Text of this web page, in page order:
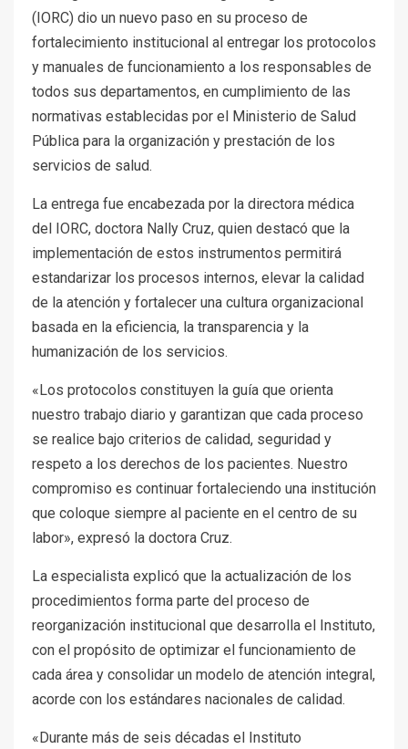
(IORC) dio un nuevo paso en su proceso de
fortalecimiento institucional al entregar los protocolos
y manuales de funcionamiento a los responsables de
todos sus departamentos, en cumplimiento de las
normativas establecidas por el Ministerio de Salud
Pública para la organización y prestación de los
servicios de salud.
La entrega fue encabezada por la directora médica
del IORC, doctora Nally Cruz, quien destacó que la
implementación de estos instrumentos permitirá
estandarizar los procesos internos, elevar la calidad
de la atención y fortalecer una cultura organizacional
basada en la eficiencia, la transparencia y la
humanización de los servicios.
«Los protocolos constituyen la guía que orienta
nuestro trabajo diario y garantizan que cada proceso
se realice bajo criterios de calidad, seguridad y
respeto a los derechos de los pacientes. Nuestro
compromiso es continuar fortaleciendo una institución
que coloque siempre al paciente en el centro de su
labor», expresó la doctora Cruz.
La especialista explicó que la actualización de los
procedimientos forma parte del proceso de
reorganización institucional que desarrolla el Instituto,
con el propósito de optimizar el funcionamiento de
cada área y consolidar un modelo de atención integral,
acorde con los estándares nacionales de calidad.
«Durante más de seis décadas el Instituto